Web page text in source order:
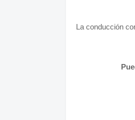
La conducción